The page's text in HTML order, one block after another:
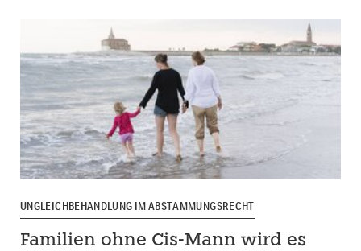
UNGLEICHBEHANDLUNG IM ABSTAMMUNGSRECHT
Familien ohne Cis-Mann wird es